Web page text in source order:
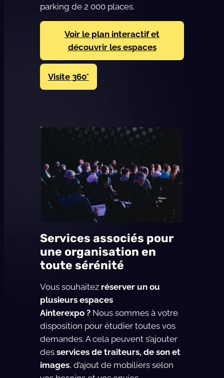
parking de 2 000 places.
Voir le plan interactif et
découvrir les espaces
Visite 360°
Services associés pour
une organisation en
toute sérénité
Vous souhaitez réserver un ou
plusieurs espaces
Ainterexpo ?Nous sommes à votre
disposition pour étudier toutes vos
demandes. A cela peuvent s’ajouter
des services de traiteurs, de son et
images, d’ajout de mobiliers selon